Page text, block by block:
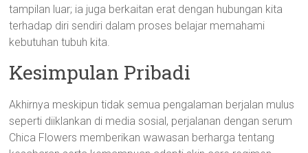
tampilan luar; ia juga berkaitan erat dengan hubungan kita
terhadap diri sendiri dalam proses belajar memahami
kebutuhan tubuh kita.
Kesimpulan Pribadi
Akhirnya meskipun tidak semua pengalaman berjalan mulus
seperti diiklankan di media sosial, perjalanan dengan serum
Chica Flowers memberikan wawasan berharga tentang